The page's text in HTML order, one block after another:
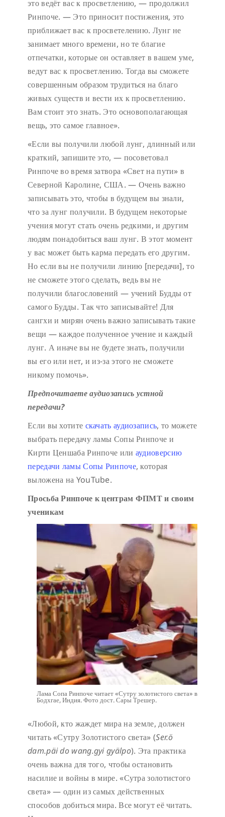
это ведёт вас к просветлению, — продолжил
Ринпоче. — Это приносит постижения, это
приближает вас к просветелению. Лунг не
занимает много времени, но те благие
отпечатки, которые он оставляет в вашем уме,
ведут вас к просветлению. Тогда вы сможете
совершенным образом трудиться на благо
живых существ и вести их к просветлению.
Вам стоит это знать. Это основополагающая
вещь, это самое главное».
«Если вы получили любой лунг, длинный или
краткий, запишите это, — посоветовал
Ринпоче во время затвора «Свет на пути» в
Северной Каролине, США. — Очень важно
записывать это, чтобы в будущем вы знали,
что за лунг получили. В будущем некоторые
учения могут стать очень редкими, и другим
людям понадобиться ваш лунг. В этот момент
у вас может быть карма передать его другим.
Но если вы не получили линию [передачи], то
не сможете этого сделать, ведь вы не
получили благословений — учений Будды от
самого Будды. Так что записывайте! Для
сангхи и мирян очень важно записывать такие
вещи — каждое полученное учение и каждый
лунг. А иначе вы не будете знать, получили
вы его или нет, и из-за этого не сможете
никому помочь».
Предпочитаете аудиозапись устной
передачи?
Если вы хотите скачать аудиозапись, то можете
выбрать передачу ламы Сопы Ринпоче и
Кирти Ценшаба Ринпоче или аудиоверсию
передачи ламы Сопы Ринпоче, которая
выложена на YouTube.
Просьба Ринпоче к центрам ФПМТ и своим
ученикам
Лама Сопа Ринпоче читает «Сутру золотистого света» в
Бодхгае, Индия. Фото дост. Сары Трешер.
«Любой, кто жаждет мира на земле, должен
читать «Сутру Золотистого света» (Ser.ö
dam.päi do wang.gyi gyälpo). Эта практика
очень важна для того, чтобы остановить
насилие и войны в мире. «Сутра золотистого
света» — один из самых действенных
способов добиться мира. Все могут её читать.